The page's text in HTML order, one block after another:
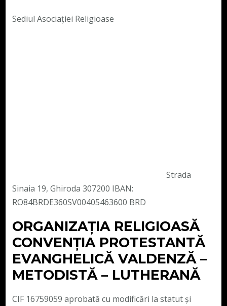
Sediul Asociației Religioase
Strada
Sinaia 19, Ghiroda 307200 IBAN:
RO84BRDE360SV00405463600 BRD
ORGANIZAȚIA RELIGIOASĂ
CONVENŢIA PROTESTANTĂ
EVANGHELICĂ VALDENZĂ –
METODISTĂ – LUTHERANĂ
CIF 16759059 aprobată cu modificări la statut și